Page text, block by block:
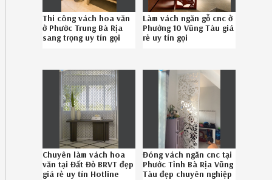
Thi công vách hoa văn
ở Phước Trung Bà Rịa
sang trọng uy tín gọi
Làm vách ngăn gỗ cnc ở
Phường 10 Vũng Tàu giá
rẻ uy tín gọi
Chuyên làm vách hoa
văn tại Đất Đỏ BRVT đẹp
giá rẻ uy tín Hotline
Đóng vách ngăn cnc tại
Phước Tỉnh Bà Rịa Vũng
Tàu đẹp chuyên nghiệp